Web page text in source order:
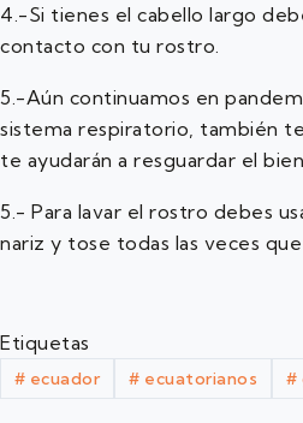
4.-Si tienes el cabello largo
contacto con tu rostro.
5.-Aún continuamos en
sistema respiratorio, también
te ayudarán a resguardar el
5.- Para lavar el rostro debes
nariz y tose todas las veces
Etiquetas
# ecuador # ecuatorianos #